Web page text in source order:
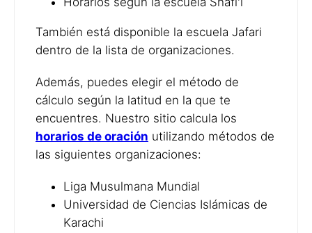
También está disponible la escuela Jafari
dentro de la lista de organizaciones.
Además, puedes elegir el método de
cálculo según la latitud en la que te
encuentres. Nuestro sitio calcula los
horarios de oración utilizando métodos de
las siguientes organizaciones:
Liga Musulmana Mundial
Universidad de Ciencias Islámicas de
Karachi